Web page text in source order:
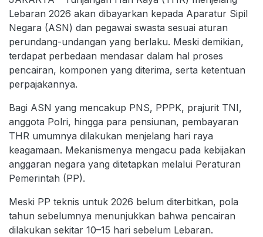
Lebaran 2026 akan dibayarkan kepada Aparatur Sipil
Negara (ASN) dan pegawai swasta sesuai aturan
perundang-undangan yang berlaku. Meski demikian,
terdapat perbedaan mendasar dalam hal proses
pencairan, komponen yang diterima, serta ketentuan
perpajakannya.
Bagi ASN yang mencakup PNS, PPPK, prajurit TNI,
anggota Polri, hingga para pensiunan, pembayaran
THR umumnya dilakukan menjelang hari raya
keagamaan. Mekanismenya mengacu pada kebijakan
anggaran negara yang ditetapkan melalui Peraturan
Pemerintah (PP).
Meski PP teknis untuk 2026 belum diterbitkan, pola
tahun sebelumnya menunjukkan bahwa pencairan
dilakukan sekitar 10–15 hari sebelum Lebaran.